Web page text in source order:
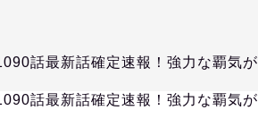
話最新話確定速報！強力な覇気が
話最新話確定速報！強力な覇気が